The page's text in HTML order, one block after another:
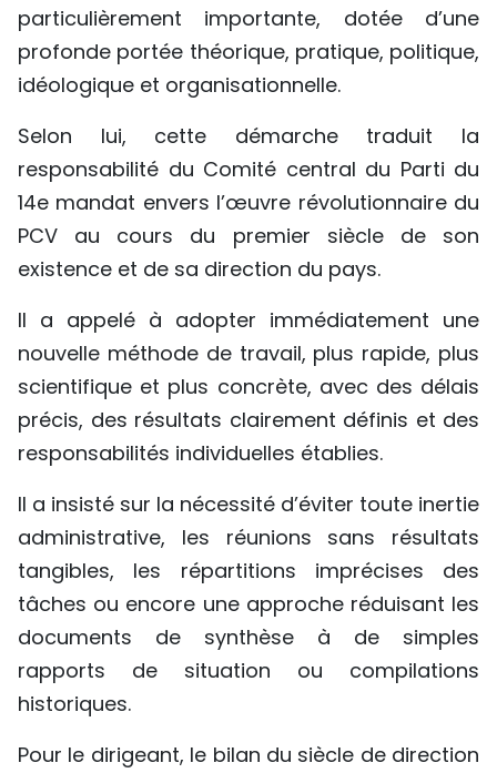
particulièrement importante, dotée d’une
profonde portée théorique, pratique, politique,
idéologique et organisationnelle.
Selon lui, cette démarche traduit la
responsabilité du Comité central du Parti du
14e mandat envers l’œuvre révolutionnaire du
PCV au cours du premier siècle de son
existence et de sa direction du pays.
Il a appelé à adopter immédiatement une
nouvelle méthode de travail, plus rapide, plus
scientifique et plus concrète, avec des délais
précis, des résultats clairement définis et des
responsabilités individuelles établies.
Il a insisté sur la nécessité d’éviter toute inertie
administrative, les réunions sans résultats
tangibles, les répartitions imprécises des
tâches ou encore une approche réduisant les
documents de synthèse à de simples
rapports de situation ou compilations
historiques.
Pour le dirigeant, le bilan du siècle de direction